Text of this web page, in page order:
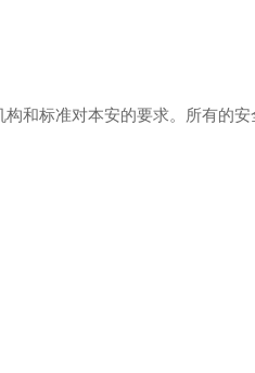
和标准对本安的要求。所有的